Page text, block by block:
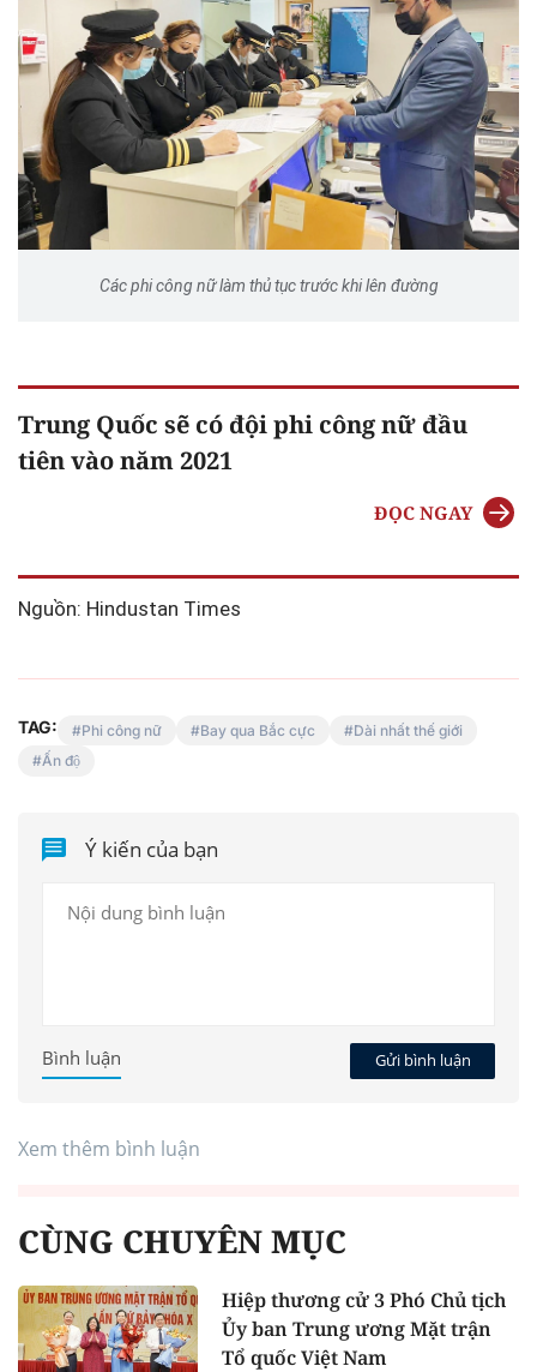
Các phi công nữ làm thủ tục trước khi lên đường
Trung Quốc sẽ có đội phi công nữ đầu
tiên vào năm 2021
ĐỌC NGAY
Nguồn: Hindustan Times
TAG: Phi công nữ Bay qua Bắc cực
Dài nhất thế giới
Ấn độ
Ý kiến của bạn
Gửi bình luận
Bình luận
Xem thêm bình luận
CÙNG CHUYÊN MỤC
Hiệp thương cử 3 Phó Chủ tịch
Ủy ban Trung ương Mặt trận
Tổ quốc Việt Nam